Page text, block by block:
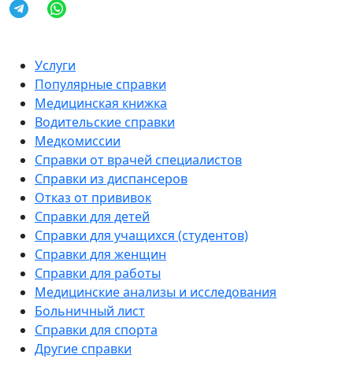
Услуги
Популярные справки
Медицинская книжка
Водительские справки
Медкомиссии
Справки от врачей специалистов
Справки из диспансеров
Отказ от прививок
Справки для детей
Справки для учащихся (студентов)
Справки для женщин
Справки для работы
Медицинские анализы и исследования
Больничный лист
Справки для спорта
Другие справки